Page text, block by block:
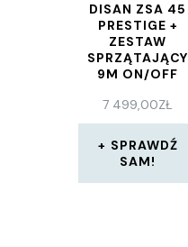
DISAN ZSA 45
PRESTIGE +
ZESTAW
SPRZĄTAJĄCY
9M ON/OFF
7 499,00ZŁ
SPRAWDŹ
SAM!